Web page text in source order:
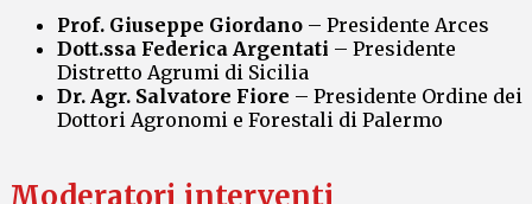
Prof. Giuseppe Giordano – Presidente Arces
Dott.ssa Federica Argentati – Presidente
Distretto Agrumi di Sicilia
Dr. Agr. Salvatore Fiore – Presidente Ordine dei
Dottori Agronomi e Forestali di Palermo
Moderatori interventi